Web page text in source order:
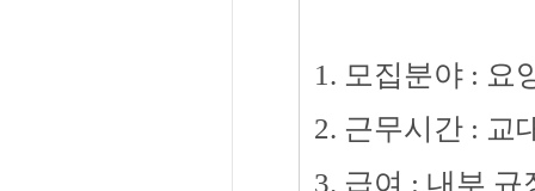
1. 모집분야 : 요
2. 근무시간 : 교
3. 급여 : 내부 규